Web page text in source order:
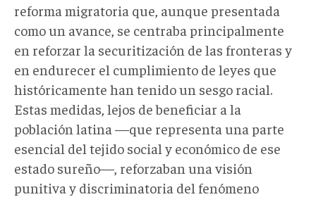
reforma migratoria que, aunque presentada
como un avance, se centraba principalmente
en reforzar la securitización de las fronteras y
en endurecer el cumplimiento de leyes que
históricamente han tenido un sesgo racial.
Estas medidas, lejos de beneficiar a la
población latina —que representa una parte
esencial del tejido social y económico de ese
estado sureño—, reforzaban una visión
punitiva y discriminatoria del fenómeno